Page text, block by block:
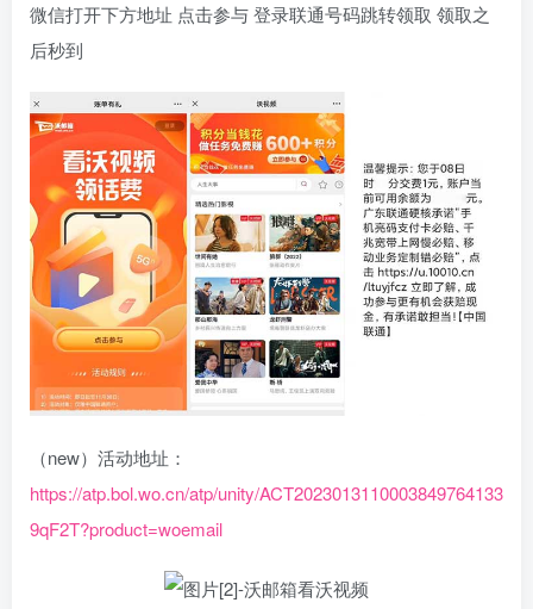
微信打开下方地址 点击参与 登录联通号码跳转领取 领取之
后秒到
（new）活动地址：
https://atp.bol.wo.cn/atp/unity/ACT2023013110003849764133
9qF2T?product=woemail